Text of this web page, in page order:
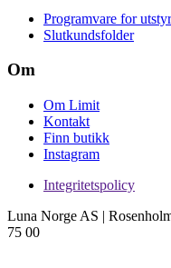
Programvare for utstyr
Slutkundsfolder
Om
Om Limit
Kontakt
Finn butikk
Instagram
Integritetspolicy
Luna Norge AS |
75 00